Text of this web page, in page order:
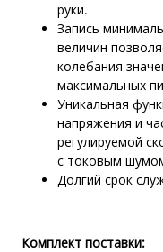
руки.
Запись
величин
колебания
максимальных
Уникальная
напряжения и
регулируемой
с токовым
Долгий срок
Комплект поставки: